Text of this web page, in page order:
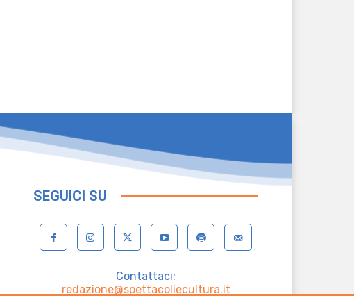
SEGUICI SU
Contattaci:
redazione@spettacoliecultura.it